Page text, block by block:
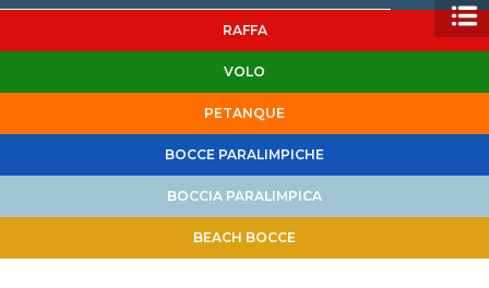
RAFFA
VOLO
PETANQUE
BOCCE PARALIMPICHE
BOCCIA PARALIMPICA
BEACH BOCCE